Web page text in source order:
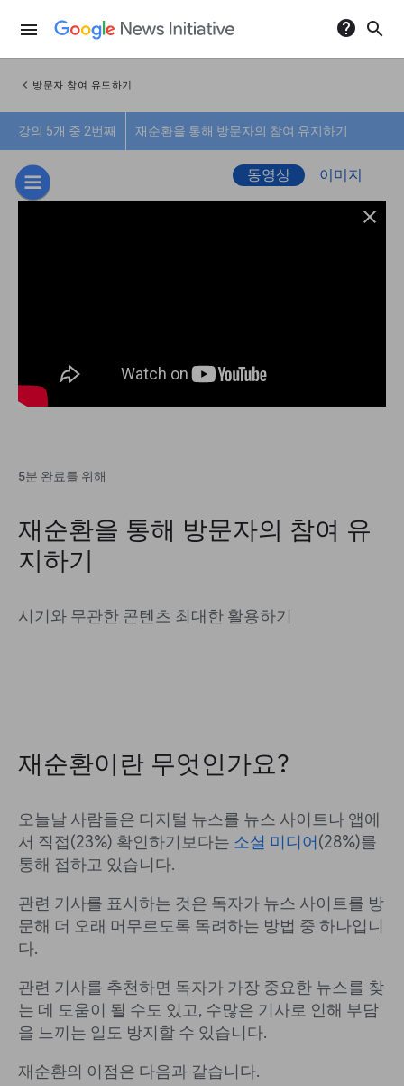
menu help search
chevron_left 방문자 참여 유도하기
강의 5개 중 2번째 재순환을 통해 방문자의 참여 유지하기
동영상 이미지
close
5분 완료를 위해
재순환을 통해 방문자의 참여 유
지하기
시기와 무관한 콘텐츠 최대한 활용하기
재순환이란 무엇인가요?
오늘날 사람들은 디지털 뉴스를 뉴스 사이트나 앱에
서 직접(23%) 확인하기보다는 소셜 미디어(28%)를
통해 접하고 있습니다.
관련 기사를 표시하는 것은 독자가 뉴스 사이트를 방
문해 더 오래 머무르도록 독려하는 방법 중 하나입니
다.
관련 기사를 추천하면 독자가 가장 중요한 뉴스를 찾
는 데 도움이 될 수도 있고, 수많은 기사로 인해 부담
을 느끼는 일도 방지할 수 있습니다.
재순환의 이점은 다음과 같습니다.